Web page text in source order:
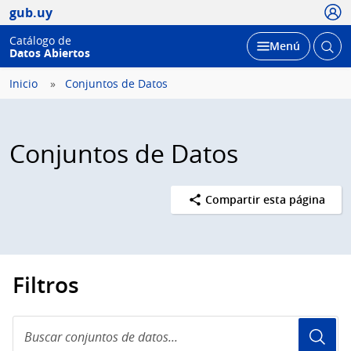
gub.uy
Catálogo de
Datos Abiertos
Desplegar
Menú Abrir
Inicio Conjuntos de Datos
Conjuntos de Datos
Compartir esta página
Filtros
conjuntos